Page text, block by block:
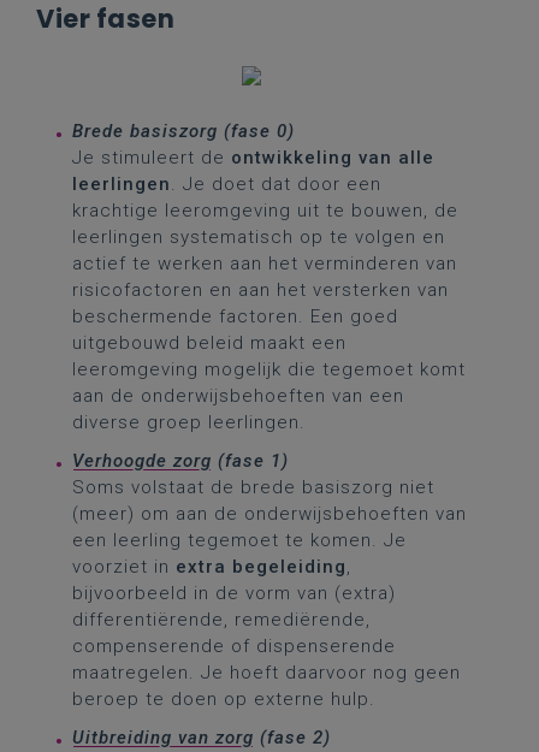
Vier fasen
Brede basiszorg (fase 0)
Je stimuleert de ontwikkeling van alle
leerlingen. Je doet dat door een
krachtige leeromgeving uit te bouwen, de
leerlingen systematisch op te volgen en
actief te werken aan het verminderen van
risicofactoren en aan het versterken van
beschermende factoren. Een goed
uitgebouwd beleid maakt een
leeromgeving mogelijk die tegemoet komt
aan de onderwijsbehoeften van een
diverse groep leerlingen.
Verhoogde zorg (fase 1)
Soms volstaat de brede basiszorg niet
(meer) om aan de onderwijsbehoeften van
een leerling tegemoet te komen. Je
voorziet in extra begeleiding,
bijvoorbeeld in de vorm van (extra)
differentiërende, remediërende,
compenserende of dispenserende
maatregelen. Je hoeft daarvoor nog geen
beroep te doen op externe hulp.
Uitbreiding van zorg (fase 2)